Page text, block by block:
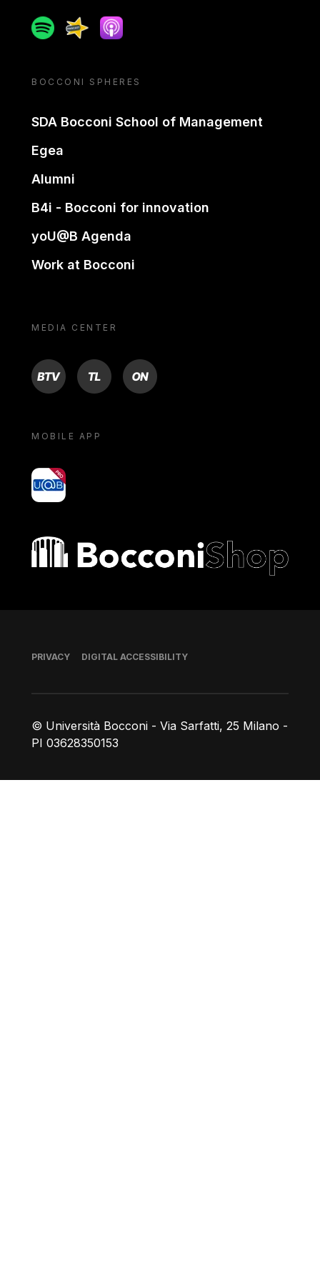
SpotifySpreakerApple podcast
BOCCONI SPHERES
SDA Bocconi School of Management
Egea
Alumni
B4i - Bocconi for innovation
yoU@B Agenda
Work at Bocconi
MEDIA CENTER
BTV TL ON
MOBILE APP
yoU@B
Bocconi shop
© Università Bocconi - Via Sarfatti, 25 Milano -
PI 03628350153
Footer
PRIVACY DIGITAL ACCESSIBILITY